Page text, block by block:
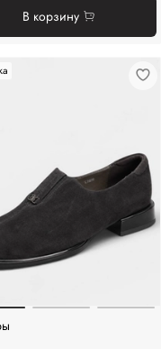
В корзину